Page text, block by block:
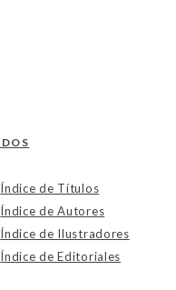
Índice de Títulos
Índice de Autores
Índice de Ilustradores
Índice de Editoriales